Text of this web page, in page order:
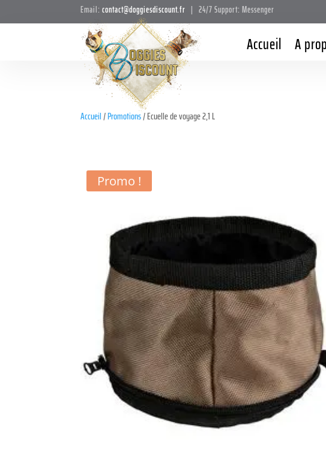
Email:contact@doggiesdiscount.fr | 24/7 Support: Messenger
Accueil A
Accueil/Promotions/ Ecuelle de voyage 2,1 L
Promo !